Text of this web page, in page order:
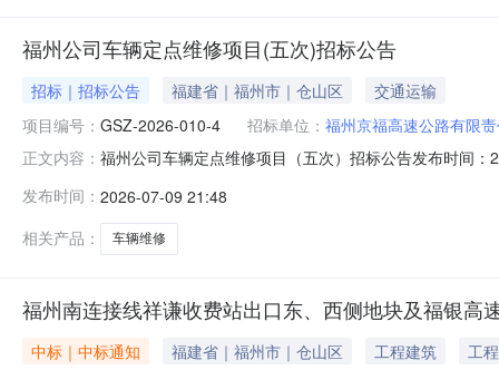
福州公司车辆定点维修项目(五次)招标公告
招标｜招标公告 福建省｜福州市｜仓山区
交通运输
项目编号： GSZ-2026-010-4 招标单位： 福州京福高速公路有限
正文内容： 福州公司车辆定点维修项目（五次）招标公告发布时间
标，本项目需求单位为福州京福高速公路有限责任公司
发有限责任公司、福州绕城高速公路
发布时间： 2026-07-09 21:48
相关产品：
车辆维修
福州南连接线祥谦收费站出口东、西侧地块及福银
中标｜中标通知 福建省｜福州市｜仓山区 工程建筑
工程